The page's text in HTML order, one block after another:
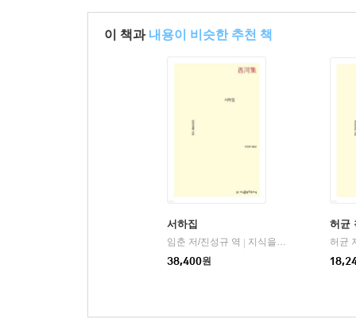
박제가가 산문에서 묘사한 인물들에서는 일정한
권력의 중심부에서 벗어나 고독하지만 올바르게
“벽(癖)이 편벽된 병을 의미하지만, 고독하게 새
기발하고 빼어난 문체로 묘사한 김군, 즉 김덕형
화가이다. 이처럼 세상의 평범한 조류를 따르
이 책과 내용이 비슷한 추천 책
서하집
임춘 저/진성규 역 | 지식을만드는지식(지만지)
38,400원
허균
허균